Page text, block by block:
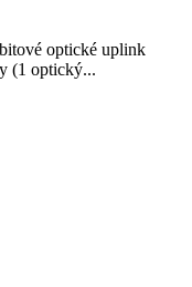
optické uplink
(1 optický...